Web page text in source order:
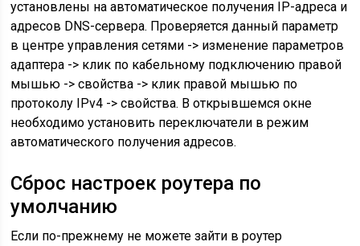
установлены на автоматическое получения IP-адреса и
адресов DNS-сервера. Проверяется данный параметр
в центре управления сетями -> изменение параметров
адаптера -> клик по кабельному подключению правой
мышью -> свойства -> клик правой мышью по
протоколу IPv4 -> свойства. В открывшемся окне
необходимо установить переключатели в режим
автоматического получения адресов.
Сброс настроек роутера по
умолчанию
Если по-прежнему не можете зайти в роутер